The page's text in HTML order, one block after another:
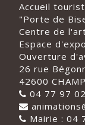
Accueil
"Porte de
Centre de
Espace
Ouverture
26 rue
42600
04 77 97
Mairie : 04